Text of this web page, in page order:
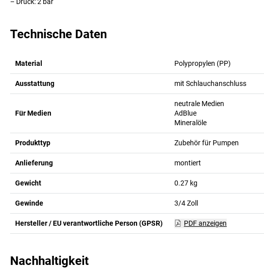
Technische Daten
Material Polypropylen (PP)
Ausstattung mit Schlauchanschluss
Für Medien
neutrale Medien
AdBlue
Mineralöle
Produkttyp Zubehör für Pumpen
Anlieferung montiert
Gewicht 0.27 kg
Gewinde 3/4Zoll
Hersteller / EU verantwortliche Person (GPSR) PDF anzeigen
Nachhaltigkeit